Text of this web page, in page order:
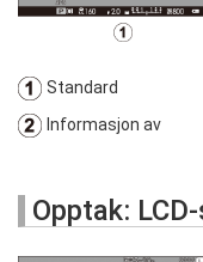
Standard
Informasjon av
Opptak: